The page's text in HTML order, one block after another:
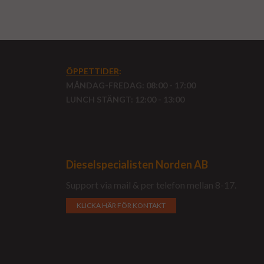
ÖPPETTIDER:
MÅNDAG-FREDAG: 08:00 - 17:00
LUNCH STÄNGT: 12:00 - 13:00
Dieselspecialisten Norden AB
Support via mail & per telefon mellan 8-17.
KLICKA HÄR FÖR KONTAKT